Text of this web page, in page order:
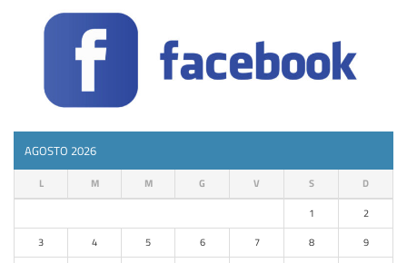
AGOSTO 2026
L M M G V S D
1
2
3
4 5 6 7 8
9